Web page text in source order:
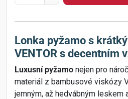
Lonka pyžamo s
VENTOR s decentním
Luxusní pyžamo nejen pro
materiál z bambusové viskózy
jemným, až hedvábným leskem